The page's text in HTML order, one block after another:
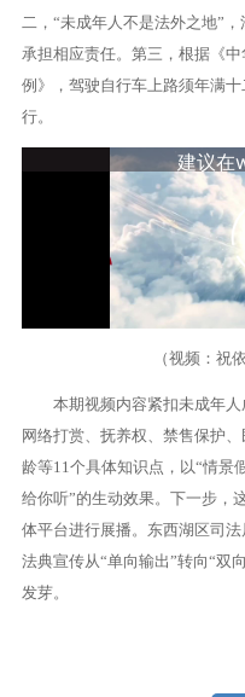
二，“未成年人不是法外之地”
承担相应责任。第三，根据《
例》，驾驶自行车上路须年满
行。
（视频：祝
本期视频内容紧扣未成年人
网络打赏、抚养权、禁售保护
龄等11个具体知识点，以“情景
给你听”的生动效果。下一步，
体平台进行展播。东西湖区司
法典宣传从“单向输出”转向“双
发芽。